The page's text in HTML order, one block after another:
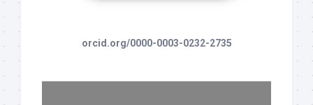
orcid.org/0000-0003-0232-2735